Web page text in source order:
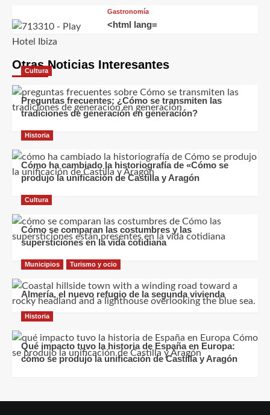
Gastronomía
<html lang=
Otras Noticias Interesantes
Cultura
Preguntas frecuentes: ¿Cómo se transmiten las
tradiciones de generación en generación?
Historia
Cómo ha cambiado la historiografía de «Cómo se
produjo la unificación de Castilla y Aragón
Cultura
Cómo se comparan las costumbres y las
supersticiones en la vida cotidiana
Municipios Turismo y ocio
Almería, el nuevo refugio de la segunda vivienda
Historia
Qué impacto tuvo la historia de España en Europa:
cómo se produjo la unificación de Castilla y Aragón